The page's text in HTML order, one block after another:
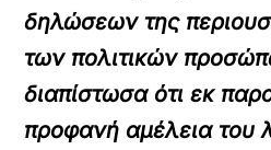
δηλώσεων της
των πολιτικών
διαπίστωσα ότι εκ
προφανή αμέλεια του